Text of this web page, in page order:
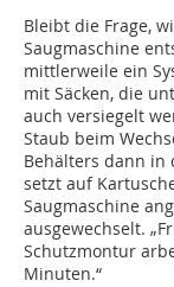
Bleibt die Frage,
Saugmaschine
mittlerweile ein
mit Säcken, die
auch versiegelt
Staub beim
Behälters dann in
setzt auf
Saugmaschine
ausgewechselt.
Schutzmontur
Minuten.“